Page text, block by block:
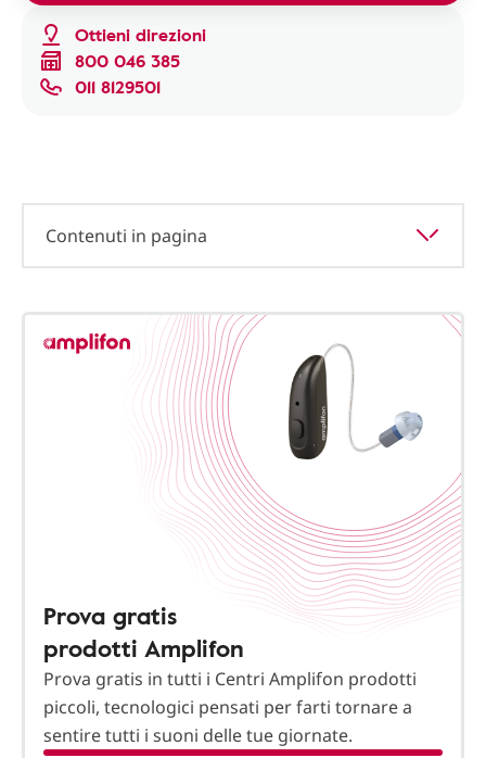
Ottieni direzioni
800 046 385
011 8129501
Contenuti in pagina
Prova gratis
prodotti Amplifon
Prova gratis in tutti i Centri Amplifon prodotti
piccoli, tecnologici pensati per farti tornare a
sentire tutti i suoni delle tue giornate.